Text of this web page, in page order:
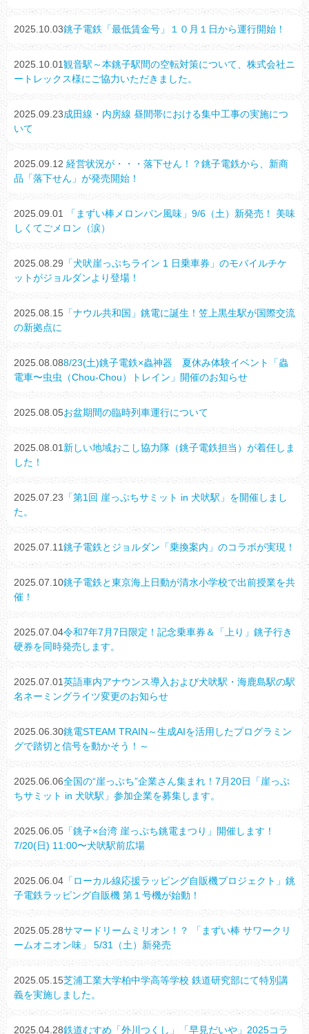
2025.10.03銚子電鉄「最低賃金号」１０月１日から運行開始！
2025.10.01観音駅～本銚子駅間の空転対策について、株式会社ニ
ートレックス様にご協力いただきました。
2025.09.23成田線・内房線 昼間帯における集中工事の実施につ
いて
2025.09.12 経営状況が・・・落下せん！？銚子電鉄から、新商
品「落下せん」が発売開始！
2025.09.01
「まずい棒メロンパン風味」9/6（土）新発売！ 美味
しくてごメロン（涙）
2025.08.29 「犬吠崖っぷちライン 1 日乗車券」のモバイルチケ
ットがジョルダンより登場！
2025.08.15 「ナウル共和国」銚電に誕生！笠上黒生駅が国際交流
の新拠点に
2025.08.088/23(土)銚子電鉄×蟲神器 夏休み体験イベント「蟲
電車〜虫虫（Chou-Chou）トレイン」開催のお知らせ
2025.08.05お盆期間の臨時列車運行について
2025.08.01 新しい地域おこし協力隊（銚子電鉄担当）が着任しま
した！
2025.07.23 「第1回 崖っぷちサミット in 犬吠駅」を開催しまし
た。
2025.07.11銚子電鉄とジョルダン「乗換案内」のコラボが実現！
2025.07.10銚子電鉄と東京海上日動が清水小学校で出前授業を共
催！
2025.07.04令和7年7月7日限定！記念乗車券＆「上り」銚子行き
硬券を同時発売します。
2025.07.01英語車内アナウンス導入および犬吠駅・海鹿島駅の駅
名ネーミングライツ変更のお知らせ
2025.06.30銚電STEAM TRAIN～生成AIを活用したプログラミン
グで踏切と信号を動かそう！～
2025.06.06全国の“崖っぷち”企業さん集まれ！7月20日「崖っぷ
ちサミット in 犬吠駅」参加企業を募集します。
2025.06.05 「銚子×台湾 崖っぷち銚電まつり」開催します！
7/20(日) 11:00〜犬吠駅前広場
2025.06.04 「ローカル線応援ラッピング自販機プロジェクト」銚
子電鉄ラッピング自販機 第１号機が始動！
2025.05.28サマードリームミリオン！？ 「まずい棒 サワークリ
ームオニオン味」 5/31（土）新発売
2025.05.15芝浦工業大学柏中学高等学校 鉄道研究部にて特別講
義を実施しました。
2025.04.28鉄道むすめ「外川つくし」「早見だいや」2025コラ